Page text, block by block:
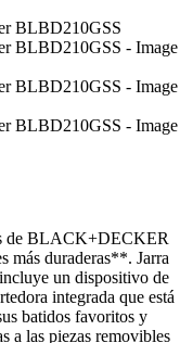
de BLACK+DECKER
más duraderas**. Jarra
un dispositivo de
integrada que está
batidos favoritos y
a las piezas removibles